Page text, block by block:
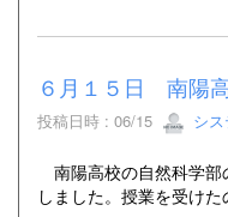
６月１５日 南陽
投稿日時 : 06/15 シ
南陽高校の自然科学部
しました。授業を受けた